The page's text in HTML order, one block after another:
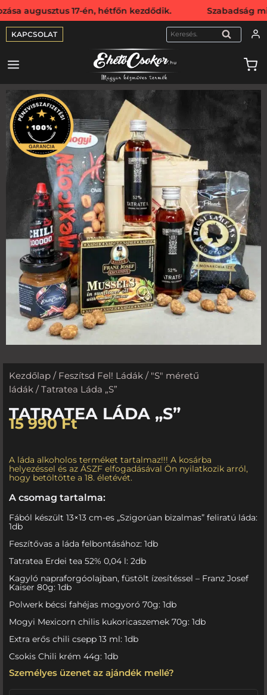
én, hétfőn kezdődik. Szabadság miatt
KAPCSOLAT KERESÉS
Kezdőlap / Feszítsd Fel! Ládák / "S" méretű
ládák / Tatratea Láda „S”
TATRATEA LÁDA „S”
15 990 Ft
A láda alkoholos terméket tartalmaz!!! A kosárba
helyezéssel és az ÁSZF elfogadásával Ön nyilatkozik arról,
hogy betöltötte a 18. életévét.
A csomag tartalma:
Fából készült 13×13 cm-es „Szigorúan bizalmas” feliratú láda:
1db
Feszítővas a láda felbontásához: 1db
Tatratea Erdei tea 52% 0,04 l: 2db
Kagyló napraforgóolajban, füstölt ízesítéssel – Franz Josef
Kaiser 80g: 1db
Polwerk bécsi fahéjas mogyoró 70g: 1db
Mogyi Mexicorn chilis kukoricaszemek 70g: 1db
Extra erős chili csepp 13 ml: 1db
Csokis Chili krém 44g: 1db
Személyes üzenet az ajándék mellé?